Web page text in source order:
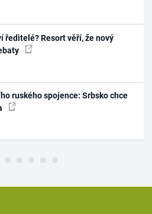
ředitelé? Resort věří, že nový
ruského spojence: Srbsko chce